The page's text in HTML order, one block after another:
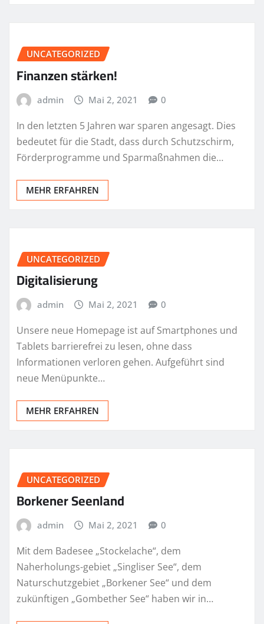
UNCATEGORIZED
Finanzen stärken!
admin Mai 2, 2021 0
In den letzten 5 Jahren war sparen angesagt. Dies
bedeutet für die Stadt, dass durch Schutzschirm,
Förderprogramme und Sparmaßnahmen die…
MEHR ERFAHREN
UNCATEGORIZED
Digitalisierung
admin Mai 2, 2021 0
Unsere neue Homepage ist auf Smartphones und
Tablets barrierefrei zu lesen, ohne dass
Informationen verloren gehen. Aufgeführt sind
neue Menüpunkte…
MEHR ERFAHREN
UNCATEGORIZED
Borkener Seenland
admin Mai 2, 2021 0
Mit dem Badesee „Stockelache“, dem
Naherholungs-gebiet „Singliser See“, dem
Naturschutzgebiet „Borkener See“ und dem
zukünftigen „Gombether See“ haben wir in…